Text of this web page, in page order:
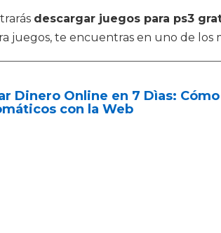
descargar juegos para ps3
te encuentras en uno de los
Dinero Online en 7 Dìas:
con la Web